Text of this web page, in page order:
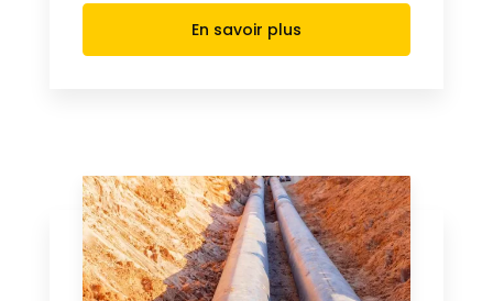
En savoir plus